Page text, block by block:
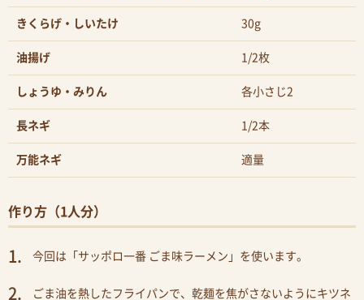
きくらげ・しいたけ 30g
油揚げ 1/2枚
しょうゆ・みりん 各小さじ2
長ネギ 1/2本
万能ネギ 適量
作り方（1人分）
今回は「サッポロ一番 ごま味ラーメン」を使います。
ごま油を熱したフライパンで、乾麺を焦がさないようにキツネ